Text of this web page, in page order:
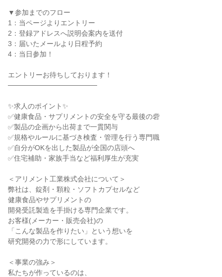
▼参加までのフロー
1：当ページよりエントリー
2：登録アドレスへ説明会案内を送付
3：届いたメールより日程予約
4：当日参加！
エントリーお待ちしております！
──────────────────
✨求人のポイント✨
✅健康食品・サプリメントの安全を守る最後の砦
✅製品の企画から出荷まで一貫関与
✅規格やルールに基づき検査・管理を行う専門職
✅自分がOKを出した製品が全国の店頭へ
✅住宅補助・家族手当など福利厚生が充実
＜アリメント工業株式会社について＞
弊社は、錠剤・顆粒・ソフトカプセルなど
健康食品やサプリメントの
開発受託製造を手掛ける専門企業です。
お客様(メーカー・販売会社)の
「こんな製品を作りたい」という想いを
研究開発の力で形にしています。
＜事業の強み＞
私たちが作っているのは、